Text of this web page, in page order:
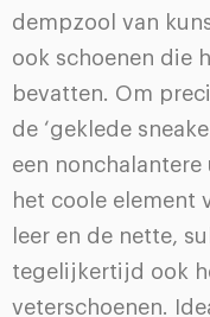
dempzool van
ook schoenen die
bevatten. Om
de ‘geklede
een
het coole element
leer en de nette,
tegelijkertijd ook
veterschoenen.